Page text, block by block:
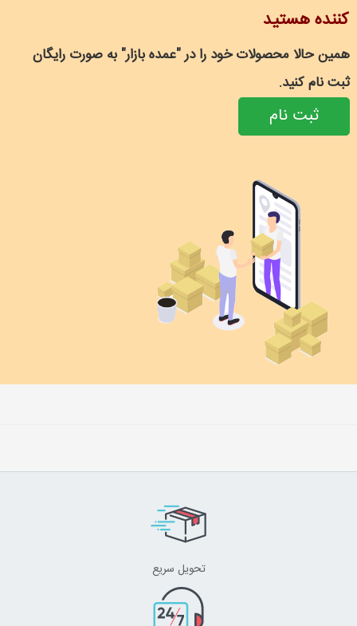
کننده هستید
همین حالا محصولات خود را در "عمده بازار" به صورت رایگان
ثبت نام کنید.
ثبت نام
تحویل سریع